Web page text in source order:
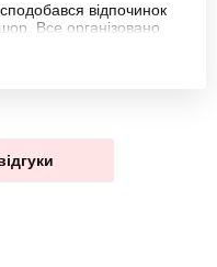
відпочинок
Все організовано
справжній топ!
всім, хто хоче